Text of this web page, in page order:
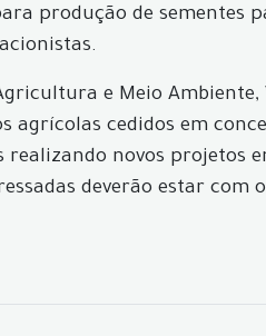
produção de sementes
e Meio
agrícolas cedidos em
realizando novos projetos
deverão estar com